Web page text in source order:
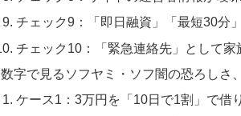
チェック9：「即日融資」「最短30分
チェック10：「緊急連絡先」として家
数字で見るソフヤミ・ソフ闇の恐ろしさ
ケース1：3万円を「10日で1割」で借